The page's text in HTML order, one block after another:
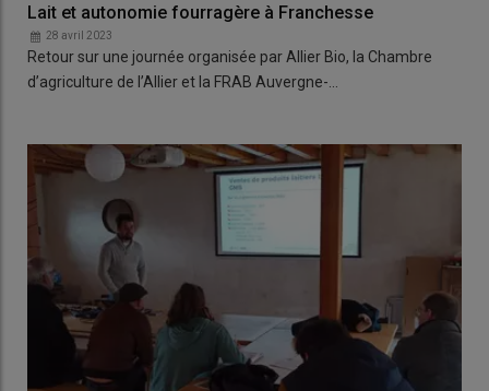
Lait et autonomie fourragère à Franchesse
28 avril 2023
Retour sur une journée organisée par Allier Bio, la Chambre
d’agriculture de l’Allier et la FRAB Auvergne-…